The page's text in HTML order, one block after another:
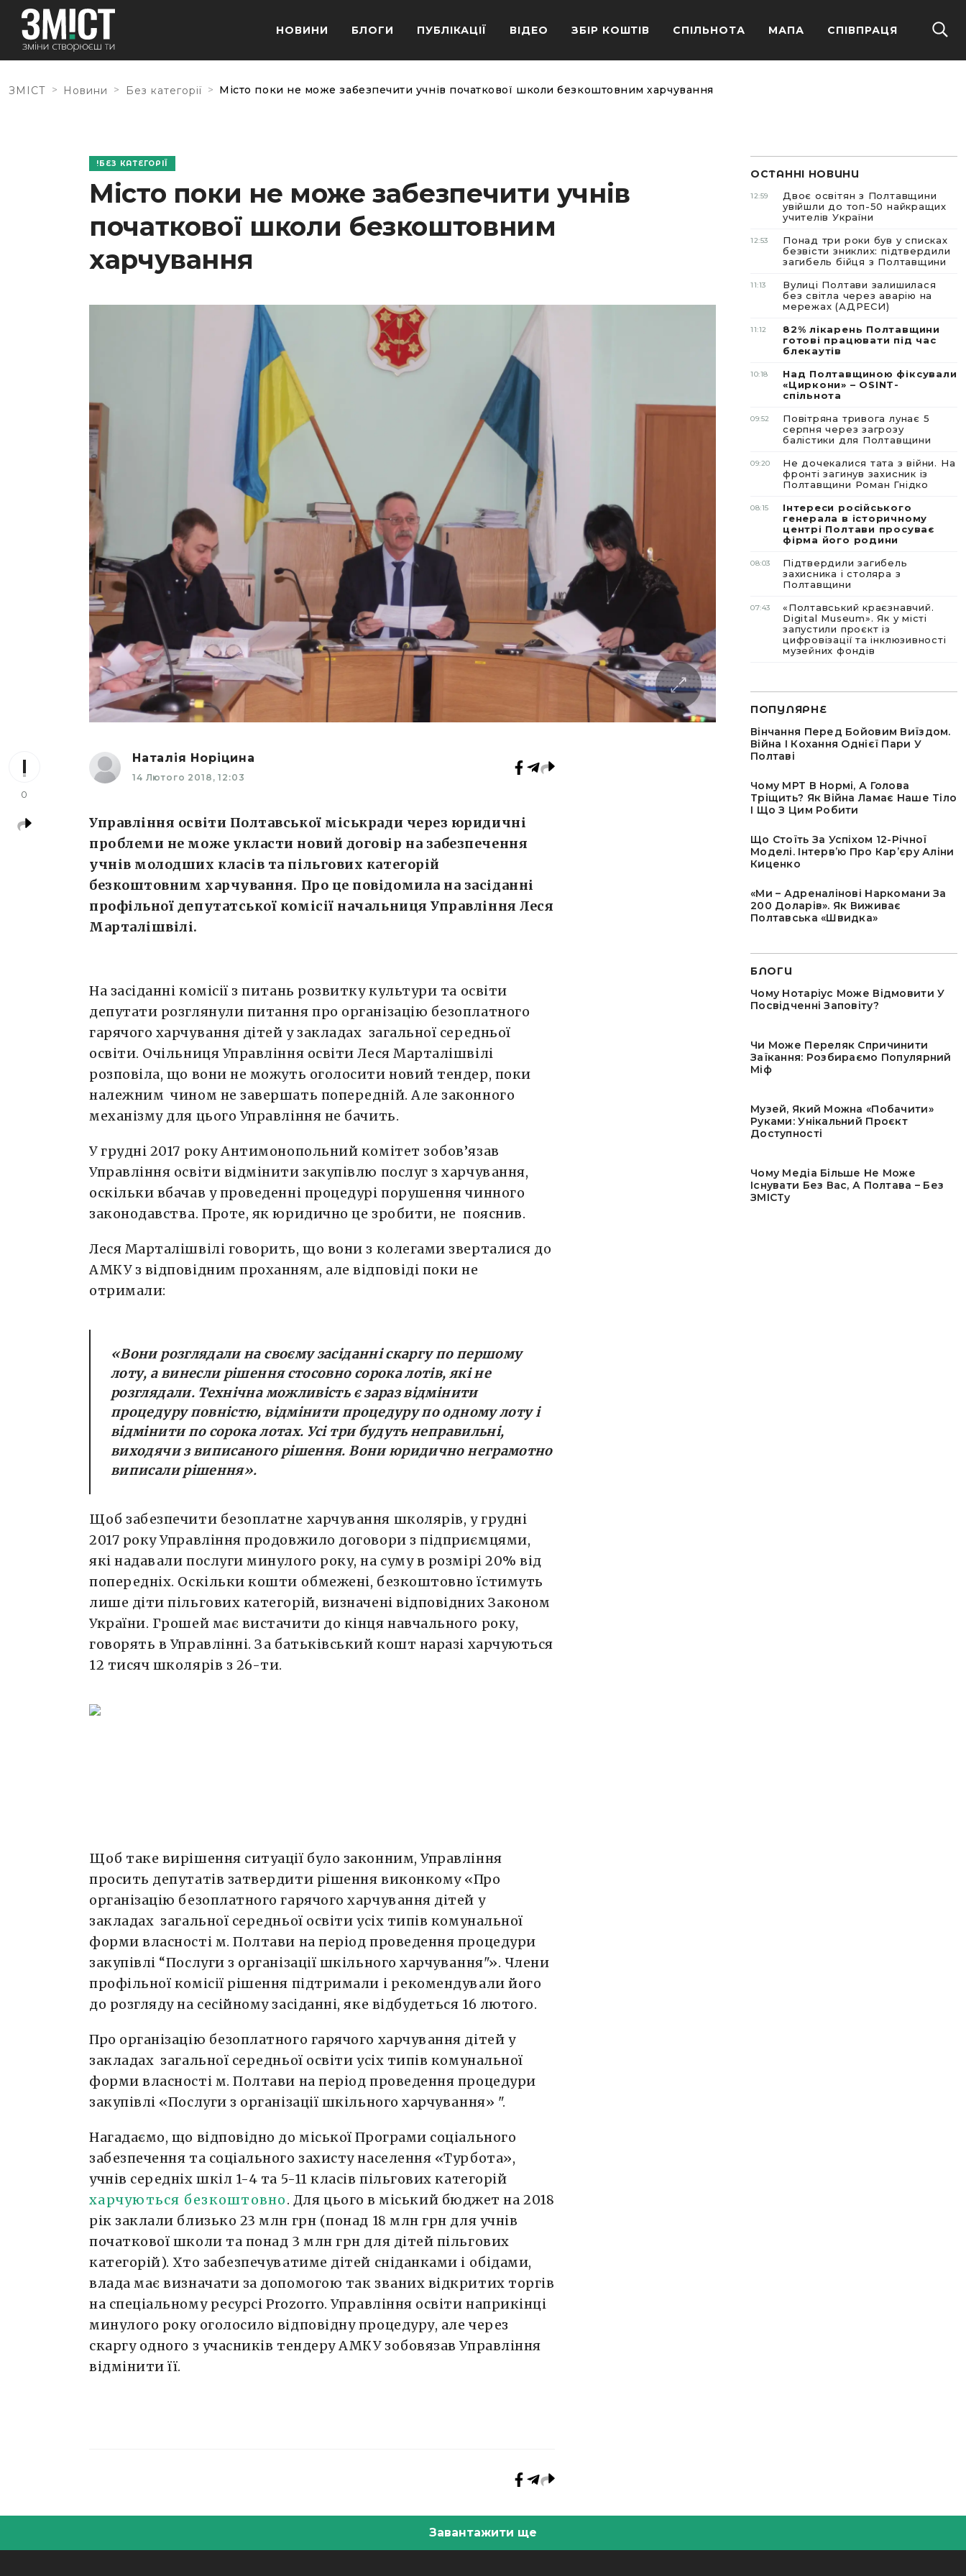
НОВИНИ БЛОГИ ПУБЛІКАЦІЇ ВІДЕО ЗБІР КОШТІВ СПІЛЬНОТА МАПА СПІВПРАЦЯ
ЗМІСТ > Новини > Без категорії > Місто поки не може забезпечити учнів початкової школи безкоштовним харчування
БЕЗ КАТЕГОРІЇ
Місто поки не може забезпечити учнів
початкової школи безкоштовним
харчування
0
Наталія Норіцина
14 Лютого 2018, 12:03
Управління освіти Полтавської міськради через юридичні
проблеми не може укласти новий договір на забезпечення
учнів молодших класів та пільгових категорій
безкоштовним харчування. Про це повідомила на засіданні
профільної депутатської комісії начальниця Управління Леся
Марталішвілі.
На засіданні комісії з питань розвитку культури та освіти
депутати розглянули питання про організацію безоплатного
гарячого харчування дітей у закладах загальної середньої
освіти. Очільниця Управління освіти Леся Марталішвілі
розповіла, що вони не можуть оголосити новий тендер, поки
належним чином не завершать попередній. Але законного
механізму для цього Управління не бачить.
У грудні 2017 року Антимонопольний комітет зобов’язав
Управління освіти відмінити закупівлю послуг з харчування,
оскільки вбачав у проведенні процедурі порушення чинного
законодавства. Проте, як юридично це зробити, не пояснив.
Леся Марталішвілі говорить, що вони з колегами зверталися до
АМКУ з відповідним проханням, але відповіді поки не
отримали:
«Вони розглядали на своєму засіданні скаргу по першому
лоту, а винесли рішення стосовно сорока лотів, які не
розглядали. Технічна можливість є зараз відмінити
процедуру повністю, відмінити процедуру по одному лоту і
відмінити по сорока лотах. Усі три будуть неправильні,
виходячи з виписаного рішення. Вони юридично неграмотно
виписали рішення».
Щоб забезпечити безоплатне харчування школярів, у грудні
2017 року Управління продовжило договори з підприємцями,
які надавали послуги минулого року, на суму в розмірі 20% від
попередніх. Оскільки кошти обмежені, безкоштовно їстимуть
лише діти пільгових категорій, визначені відповідних Законом
України. Грошей має вистачити до кінця навчального року,
говорять в Управлінні. За батьківський кошт наразі харчуються
12 тисяч школярів з 26-ти.
Щоб таке вирішення ситуації було законним, Управління
просить депутатів затвердити рішення виконкому «Про
організацію безоплатного гарячого харчування дітей у
закладах загальної середньої освіти усіх типів комунальної
форми власності м. Полтави на період проведення процедури
закупівлі “Послуги з організації шкільного харчування"». Члени
профільної комісії рішення підтримали і рекомендували його
до розгляду на сесійному засіданні, яке відбудеться 16 лютого.
Про організацію безоплатного гарячого харчування дітей у
закладах загальної середньої освіти усіх типів комунальної
форми власності м. Полтави на період проведення процедури
закупівлі «Послуги з організації шкільного харчування» ".
Нагадаємо, що відповідно до міської Програми соціального
забезпечення та соціального захисту населення «Турбота»,
учнів середніх шкіл 1-4 та 5-11 класів пільгових категорій
харчуються безкоштовно. Для цього в міський бюджет на 2018
рік заклали близько 23 млн грн (понад 18 млн грн для учнів
початкової школи та понад 3 млн грн для дітей пільгових
категорій). Хто забезпечуватиме дітей сніданками і обідами,
влада має визначати за допомогою так званих відкритих торгів
на спеціальному ресурсі Prozorro. Управління освіти наприкінці
минулого року оголосило відповідну процедуру, але через
скаргу одного з учасників тендеру АМКУ зобовязав Управління
відмінити її.
ОСТАННІ НОВИНИ
12:59
Двоє освітян з Полтавщини
увійшли до топ-50 найкращих
учителів України
12:53
Понад три роки був у списках
безвісти зниклих: підтвердили
загибель бійця з Полтавщини
11:13
Вулиці Полтави залишилася
без світла через аварію на
мережах (АДРЕСИ)
11:12
82% лікарень Полтавщини
готові працювати під час
блекаутів
10:18
Над Полтавщиною фіксували
«Циркони» – OSINT-
спільнота
09:52
Повітряна тривога лунає 5
серпня через загрозу
балістики для Полтавщини
09:20
Не дочекалися тата з війни. На
фронті загинув захисник із
Полтавщини Роман Гнідко
08:15
Інтереси російського
генерала в історичному
центрі Полтави просуває
фірма його родини
08:03
Підтвердили загибель
захисника і столяра з
Полтавщини
07:43
«Полтавський краєзнавчий.
Digital Museum». Як у місті
запустили проєкт із
цифровізації та інклюзивності
музейних фондів
ПОПУЛЯРНЕ
Вінчання Перед Бойовим Виїздом.
Війна І Кохання Однієї Пари У
Полтаві
Чому МРТ В Нормі, А Голова
Тріщить? Як Війна Ламає Наше Тіло
І Що З Цим Робити
Що Стоїть За Успіхом 12-Річної
Моделі. Інтервʼю Про Карʼєру Аліни
Киценко
«Ми – Адреналінові Наркомани За
200 Доларів». Як Виживає
Полтавська «швидка»
БЛОГИ
Чому Нотаріус Може Відмовити У
Посвідченні Заповіту?
Чи Може Переляк Спричинити
Заїкання: Розбираємо Популярний
Міф
Музей, Який Можна «побачити»
Руками: Унікальний Проєкт
Доступності
Чому Медіа Більше Не Може
Існувати Без Вас, А Полтава – Без
ЗМІСТу
Завантажити ще